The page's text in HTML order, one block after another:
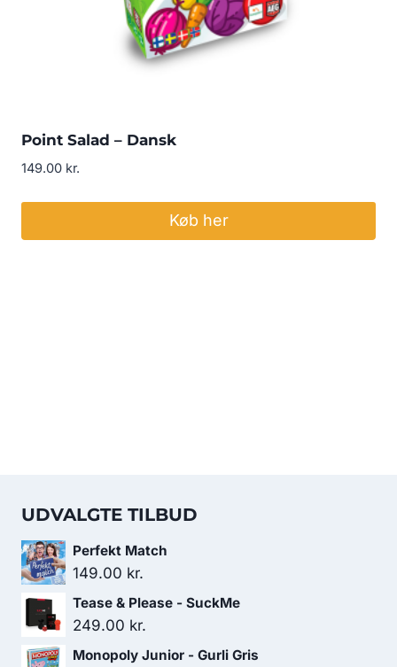
Point Salad – Dansk
149.00 kr.
Køb her
UDVALGTE TILBUD
Perfekt Match
149.00 kr.
Tease & Please - SuckMe
249.00 kr.
Monopoly Junior - Gurli Gris